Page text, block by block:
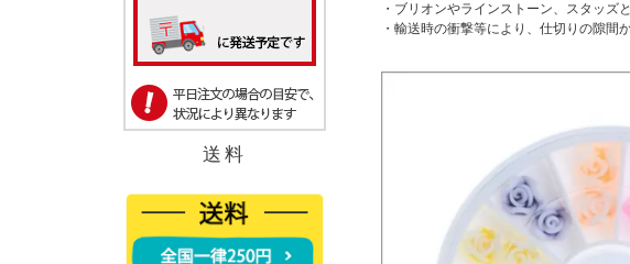
送料
・ブリオンやラインストーン、スタッ
・輸送時の衝撃等により、仕切りの隙間